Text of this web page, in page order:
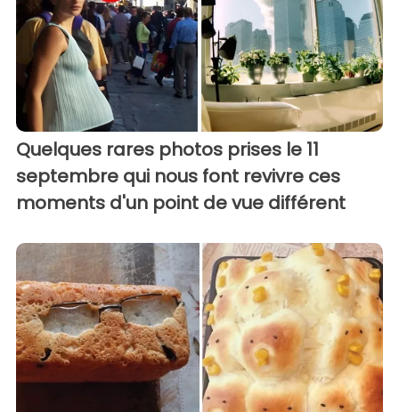
Quelques rares photos prises le 11
septembre qui nous font revivre ces
moments d'un point de vue différent